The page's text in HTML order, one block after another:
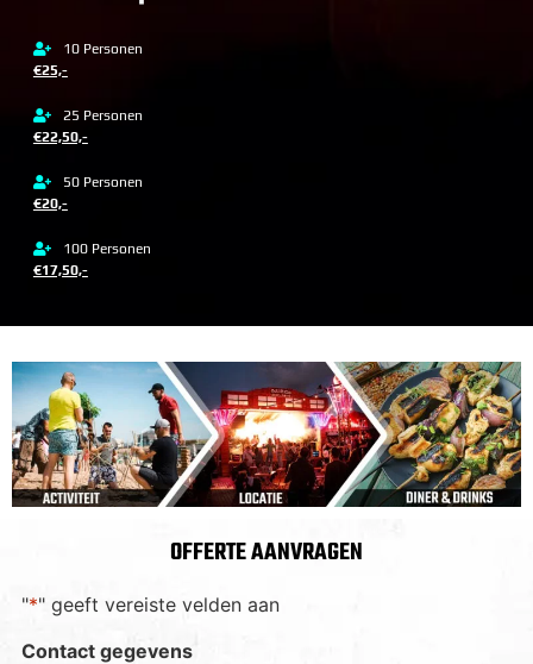
10 Personen
€25,-
25 Personen
€22,50,-
50 Personen
€20,-
100 Personen
€17,50,-
OFFERTE AANVRAGEN
"*" geeft vereiste velden aan
Contact gegevens